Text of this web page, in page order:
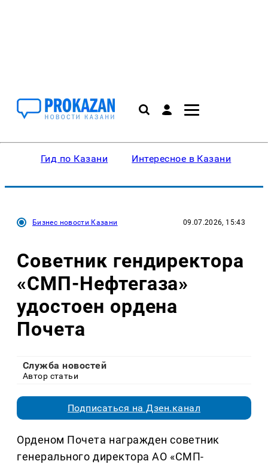
Гид по Казани Интересное в Казани
Бизнес новости Казани 09.07.2026, 15:43
Советник гендиректора
«СМП-Нефтегаза»
удостоен ордена
Почета
Служба новостей
Автор статьи
Подписаться на Дзен.канал
Орденом Почета награжден советник
генерального директора АО «СМП-